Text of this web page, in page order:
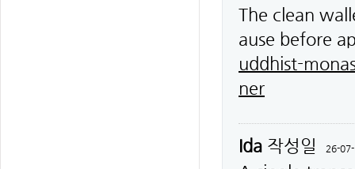
The clean
ause before
uddhist-
ner
Ida 작성일 26-